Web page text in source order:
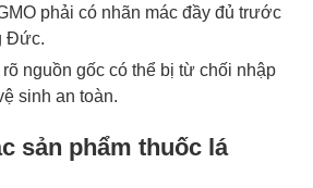
phải có nhãn mác đầy đủ trước
Đức.
nguồn gốc có thể bị từ chối nhập
sinh an toàn.
sản phẩm thuốc lá